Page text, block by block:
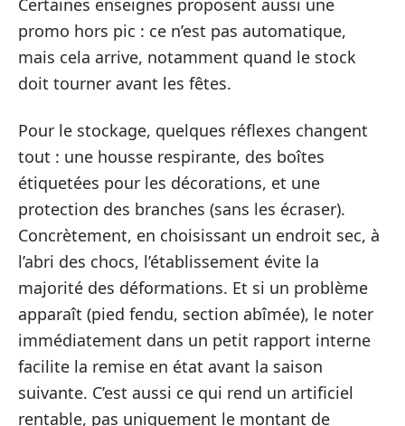
Certaines enseignes proposent aussi une
promo hors pic : ce n’est pas automatique,
mais cela arrive, notamment quand le stock
doit tourner avant les fêtes.
Pour le stockage, quelques réflexes changent
tout : une housse respirante, des boîtes
étiquetées pour les décorations, et une
protection des branches (sans les écraser).
Concrètement, en choisissant un endroit sec, à
l’abri des chocs, l’établissement évite la
majorité des déformations. Et si un problème
apparaît (pied fendu, section abîmée), le noter
immédiatement dans un petit rapport interne
facilite la remise en état avant la saison
suivante. C’est aussi ce qui rend un artificiel
rentable, pas uniquement le montant de